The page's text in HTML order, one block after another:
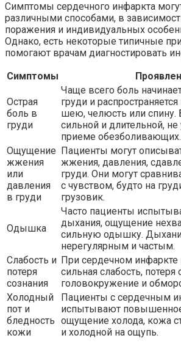
Симптомы сердечного инфаркта
различными способами, в
поражения и индивидуальных
Однако, есть некоторые типичные
помогают врачам диагностировать
Симптомы
Острая
боль в
груди
Чаще всего боль
груди и
шею, челюсть или
сильной и длительной, не
приеме обезболивающих.
Ощущение
жжения
или
давления
в груди
Пациенты могут
жжения, давления,
груди. Они могут
с чувством, будто на
грузовик.
Одышка
Часто пациенты
дыхания, ощущение
сильную одышку.
нерегулярным и частым.
Слабость и
потеря
сознания
При сердечном инфаркте
сильная слабость, потеря
головокружение и
Холодный
пот и
бледность
кожи
Пациенты с сердечным
испытывают
ощущение холода, кожа
и холодной на ощупь.